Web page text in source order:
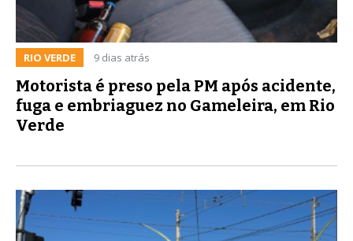
RIO VERDE 9 dias atrás
Motorista é preso pela PM após acidente,
fuga e embriaguez no Gameleira, em Rio
Verde